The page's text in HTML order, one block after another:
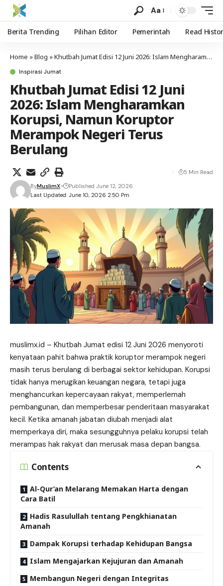
Aa
Berita Trending Pilihan Editor Pemerintah Read
Home »Blog »Khutbah Jumat Edisi 12 Juni 2026: Islam Mengharamkan Korupsi, Namun Koruptor Merampok Negeri Terus Berulang
Inspirasi Jumat
Khutbah Jumat Edisi 12 Juni
2026: Islam Mengharamkan
Korupsi, Namun Koruptor
Merampok Negeri Terus
Berulang
Last Updated: June 10, 2026 2:50 Pm
ByMuslimX Published June 12, 2026
5 Min Read
muslimx.id – Khutbah Jumat edisi 12 Juni 2026 menyoroti
kenyataan pahit bahwa praktik koruptor merampok negeri
masih terus berulang di berbagai sektor kehidupan. Korupsi
tidak hanya merugikan keuangan negara, tetapi juga
menghancurkan kepercayaan rakyat, memperlemah
pembangunan, dan memperbesar penderitaan masyarakat
kecil. Ketika amanah jabatan diubah menjadi alat
memperkaya diri, maka sesungguhnya pelaku korupsi telah
merampas hak rakyat dan merusak masa depan bangsa.
Contents
Al-Qur’an Melarang Memakan Harta dengan
Cara Batil
Hadis Rasulullah tentang Pengkhianatan
Amanah
Dampak Korupsi terhadap Kehidupan Bangsa
Islam Mengajarkan Kejujuran dan Amanah
Membangun Negeri dengan Integritas